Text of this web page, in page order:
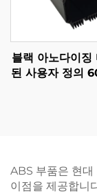
블랙 아노다이징
된 사용자 정의
ABS 부품은 현대
이점을 제공합니